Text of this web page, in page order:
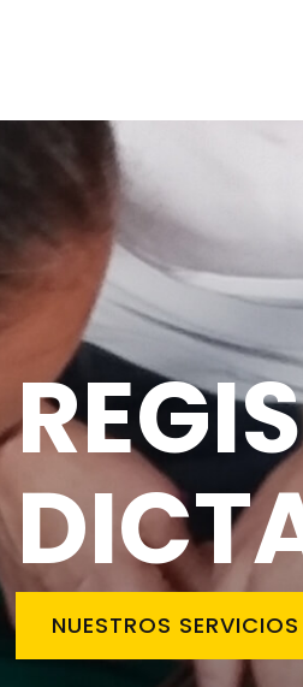
DE
NUESTROS SERVICIOS